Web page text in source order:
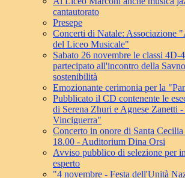
cantautorato
Presepe
Concerti di Natale: Associazione
del Liceo Musicale"
Sabato 26 novembre le classi
partecipato all'incontro della
sostenibilità
Emozionante cerimonia per la
Pubblicato il CD contenente le
di Serena Zhuri e Agnese Zanetti
Vinciguerra"
Concerto in onore di Santa
18.00 - Auditorium Dina Orsi
Avviso pubblico di selezione per
esperto
"4 novembre - Festa dell'Unità